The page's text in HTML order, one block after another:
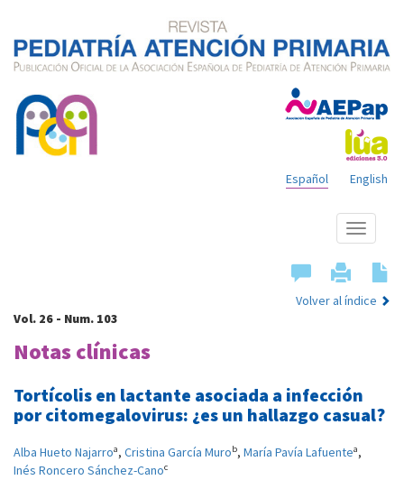
English
Español
Mostrar
menú
Volver al índice
Vol. 26 - Num. 103
Notas clínicas
Tortícolis en lactante asociada a infección
por citomegalovirus: ¿es un hallazgo casual?
Alba Hueto Najarroa, Cristina García Murob, María Pavía Lafuentea,
Inés Roncero Sánchez-Canoc